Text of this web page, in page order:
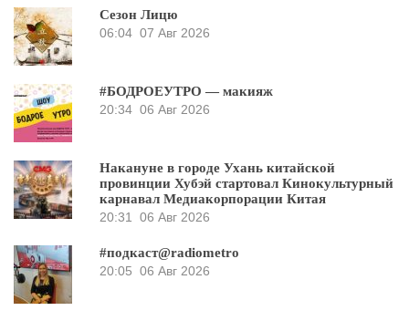
Сезон Лицю
06:04 07 Авг 2026
#БОДРОЕУТРО — макияж
20:34 06 Авг 2026
Накануне в городе Ухань китайской
провинции Хубэй стартовал Кинокультурный
карнавал Медиакорпорации Китая
20:31
06 Авг 2026
#подкаст@radiometro
20:05 06 Авг 2026